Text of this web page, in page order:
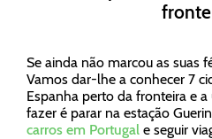
Se ainda não marcou as suas
Vamos dar-lhe a conhecer 7
Espanha perto da fronteira e a
fazer é parar na estação
carros em Portugal e seguir